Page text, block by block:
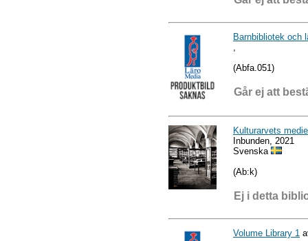
Barnbibliotek och
(Abfa.051)
Går ej att
Kulturarvets
Inbunden, 2021
Svenska
(Ab:k)
Ej i detta
Volume Library 1